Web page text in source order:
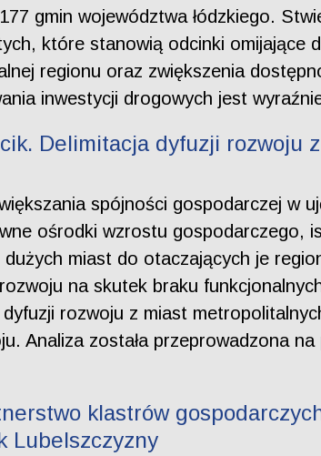
gmin województwa łódzkiego.
które stanowią odcinki omijające
regionu oraz zwiększenia
inwestycji drogowych jest
Delimitacja dyfuzji
spójności gospodarczej w
ośrodki wzrostu gospodarczego,
miast do otaczających je
na skutek braku
rozwoju z miast
Analiza została przeprowadzona
klastrów
Lubelszczyzny